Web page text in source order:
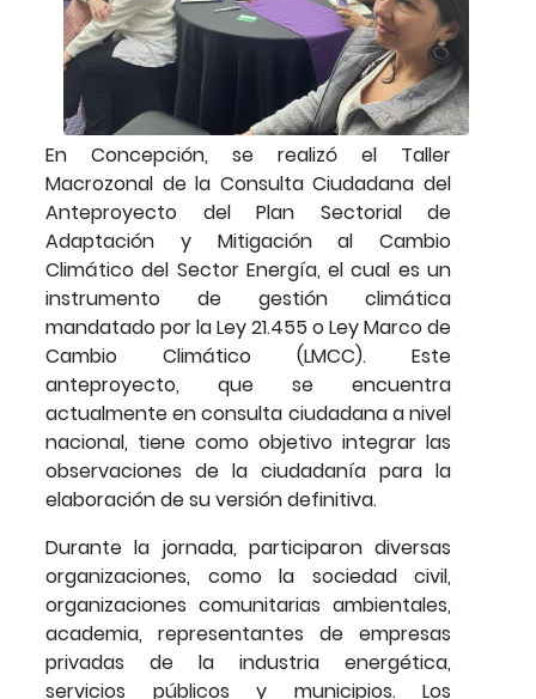
En Concepción, se realizó el Taller
Macrozonal de la Consulta Ciudadana del
Anteproyecto del Plan Sectorial de
Adaptación y Mitigación al Cambio
Climático del Sector Energía, el cual es un
instrumento de gestión climática
mandatado por la Ley 21.455 o Ley Marco de
Cambio Climático (LMCC). Este
anteproyecto, que se encuentra
actualmente en consulta ciudadana a nivel
nacional, tiene como objetivo integrar las
observaciones de la ciudadanía para la
elaboración de su versión definitiva.
Durante la jornada, participaron diversas
organizaciones, como la sociedad civil,
organizaciones comunitarias ambientales,
academia, representantes de empresas
privadas de la industria energética,
servicios públicos y municipios. Los